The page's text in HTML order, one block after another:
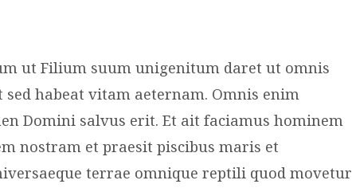
ut Filium suum unigenitum daret ut omnis
habeat vitam aeternam. Omnis enim
Domini salvus erit. Et ait faciamus hominem
nostram et praesit piscibus maris et
terrae omnique reptili quod movetur